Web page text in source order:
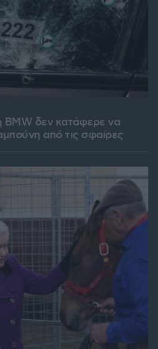
δεν κατάφερε να
από τις σφαίρες